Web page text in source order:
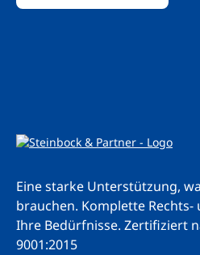
Eine starke Unterstützung,
brauchen. Komplette
Ihre Bedürfnisse. Zertifiziert
9001:2015